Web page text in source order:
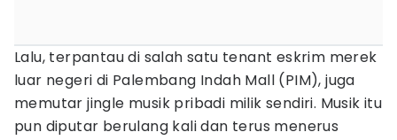
Lalu, terpantau di salah satu tenant eskrim merek
luar negeri di Palembang Indah Mall (PIM), juga
memutar jingle musik pribadi milik sendiri. Musik itu
pun diputar berulang kali dan terus menerus